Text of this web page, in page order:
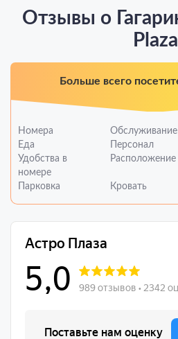
Отзывы о
Plaza
Больше всего
Номера Обслуживание
Еда
Персонал
Удобства в
номере
Расположение
Парковка Кровать